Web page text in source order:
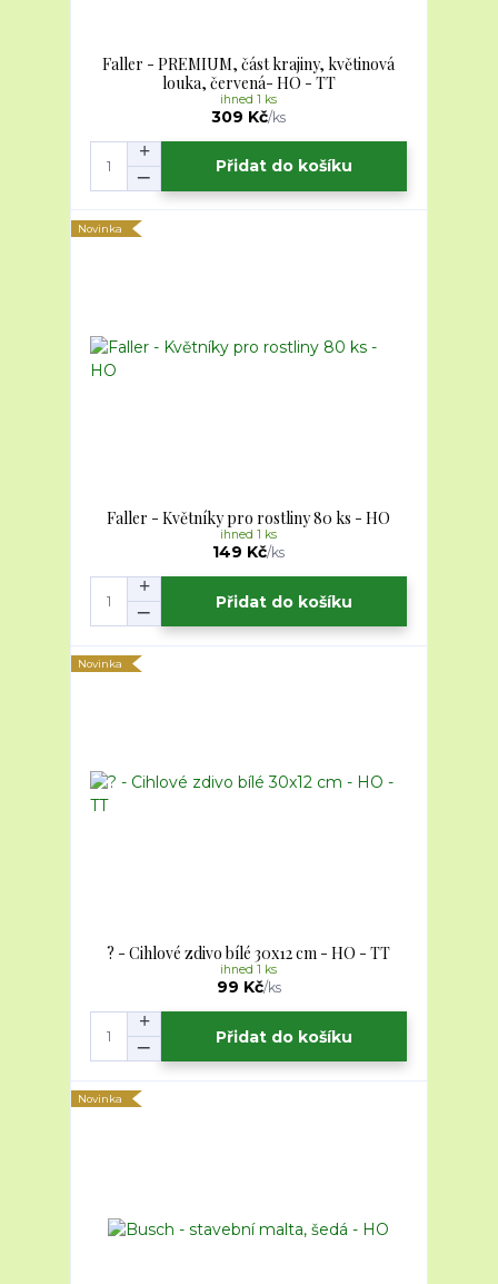
Faller - PREMIUM, část krajiny, květinová
louka, červená- HO - TT
309 Kč/ks
ihned 1 ks
Přidat do košíku
Novinka
Faller - Květníky pro rostliny 80 ks - HO
149 Kč/ks
ihned 1 ks
Přidat do košíku
Novinka
? - Cihlové zdivo bílé 30x12 cm - HO - TT
99 Kč/ks
ihned 1 ks
Přidat do košíku
Novinka